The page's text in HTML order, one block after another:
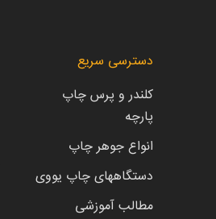
دسترسی سریع
کلندر و پرس چاپ
پارچه
انواع جوهر چاپ
دستگاههای چاپ یووی
مطالب آموزشی